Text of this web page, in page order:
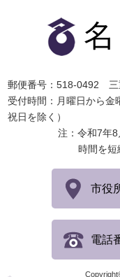
郵便番号：518-0492 三
受付時間：月曜日から金
祝日を除く）
注：令和7年
時間を短
市役
電話